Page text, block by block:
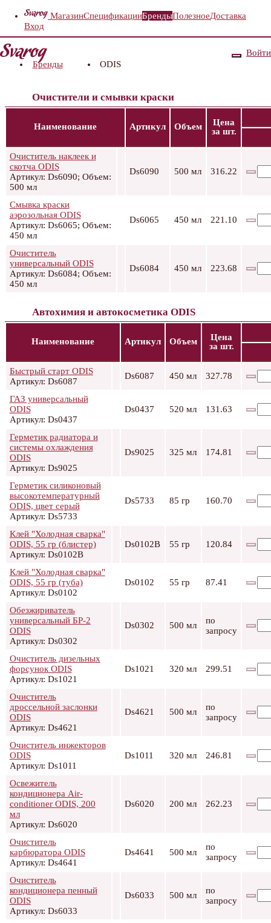
МагазинСпецификацииБрендыПолезноеДоставка
Вход
Войти
Бренды
ODIS
Очистители и смывки краски
Наименование Артикул Объем
Цена
за шт.
Очиститель наклеек и
скотча ODIS
Артикул: Ds6090; Объем:
500 мл
Ds6090 500 мл 316.22
Смывка краски
аэрозольная ODIS
Артикул: Ds6065; Объем:
450 мл
Ds6065 450 мл 221.10
Очиститель
универсальный ODIS
Артикул: Ds6084; Объем:
450 мл
Ds6084 450 мл 223.68
Автохимия и автокосметика ODIS
Наименование Артикул Объем
Цена
за шт.
Быстрый старт ODIS
Артикул: Ds6087
Ds6087 450 мл 327.78
ГАЗ универсальный
ODIS
Артикул: Ds0437
Ds0437 520 мл 131.63
Герметик радиатора и
системы охлаждения
ODIS
Артикул: Ds9025
Ds9025 325 мл 174.81
Герметик силиконовый
высокотемпературный
ODIS, цвет серый
Артикул: Ds5733
Ds5733 85 гр 160.70
Клей "Холодная сварка"
ODIS, 55 гр (блистер)
Артикул: Ds0102В
Ds0102В 55 гр 120.84
Клей "Холодная сварка"
ODIS, 55 гр (туба)
Артикул: Ds0102
Ds0102 55 гр 87.41
Обезжириватель
универсальный БР-2
ODIS
Артикул: Ds0302
Ds0302 500 мл
по
запросу
Очиститель дизельных
форсунок ODIS
Артикул: Ds1021
Ds1021 320 мл 299.51
Очиститель
дроссельной заслонки
ODIS
Артикул: Ds4621
Ds4621 500 мл
по
запросу
Очиститель инжекторов
ODIS
Артикул: Ds1011
Ds1011 320 мл 246.81
Освежитель
кондиционера Air-
conditioner ODIS, 200
мл
Артикул: Ds6020
Ds6020 200 мл 262.23
Очиститель
карбюратора ODIS
Артикул: Ds4641
Ds4641 500 мл
по
запросу
Очиститель
кондиционера пенный
ODIS
Артикул: Ds6033
Ds6033 500 мл
по
запросу